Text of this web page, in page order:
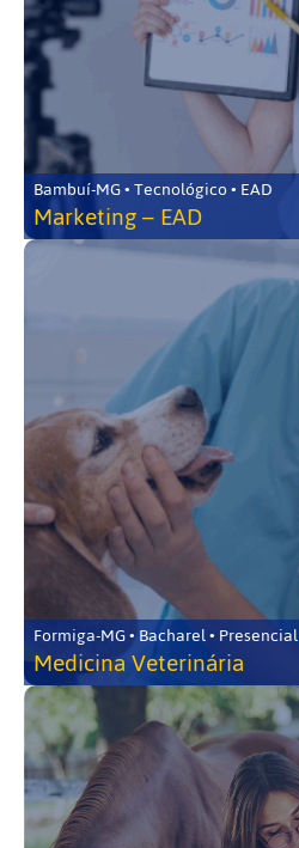
Bambuí-MG • Tecnológico • EAD
Marketing – EAD
Formiga-MG • Bacharel • Presencial
Medicina Veterinária